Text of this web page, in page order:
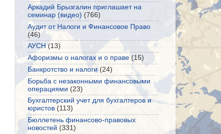
Аркадий Брызгалин приглашает на
семинар (видео) (766)
Аудит от Налоги и Финансовое Право
(46)
АУСН (13)
Афоризмы о налогах и о праве (15)
Банкротство и налоги (24)
Борьба с незаконными финансовыми
операциями (23)
Бухгалтерский учет для бухгалтеров и
юристов (113)
Бюллетень финансово-правовых
новостей (331)